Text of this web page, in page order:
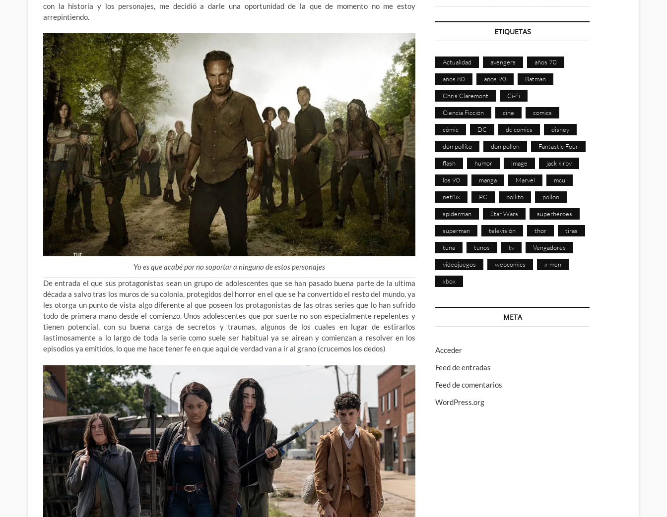
con la historia y los personajes, me decidió a darle una oportunidad de la que de momento no me estoy
arrepintiendo.
Yo es que acabé por no soportar a ninguno de estos personajes
De entrada el que sus protagonistas sean un grupo de adolescentes que se han pasado buena parte de la ultima
década a salvo tras los muros de su colonia, protegidos del horror en el que se ha convertido el resto del mundo, ya
les otorga un punto de vista algo diferente al que poseen los protagonistas de las otras series que lo han sufrido
todo de primera mano desde el comienzo. Unos adolescentes que por suerte no son especialmente repelentes y
tienen potencial, con su buena carga de secretos y traumas, algunos de los cuales en lugar de estirarlos
lastimosamente a lo largo de toda la serie como suele ser habitual ya se airean y comienzan a resolver en los
episodios ya emitidos, lo que me hace tener fe en que aquí de verdad van a ir al grano (crucemos los dedos)
ETIQUETAS
Actualidad avengers años 70
años 80 años 90 Batman
Chris Claremont Ci-Fi
Ciencia Ficción cine comics
cómic DC dc comics disney
don pollito don pollon Fantastic Four
flash humor image jack kirby
los 90 manga Marvel mcu
netflix PC pollito pollon
spiderman Star Wars superhéroes
superman televisión thor tiras
tuna tunos tv Vengadores
videojuegos webcomics x-men
xbox
META
Acceder
Feed de entradas
Feed de comentarios
WordPress.org